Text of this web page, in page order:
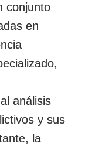
conjunto
en
análisis
y sus
la